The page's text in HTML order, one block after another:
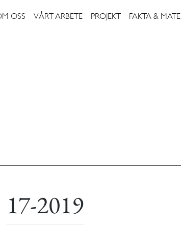
OSS VÅRT ARBETE PROJEKT FAKTA &
17-2019